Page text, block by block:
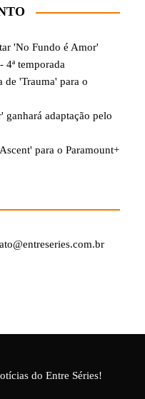
'No Fundo é Amor'
4ª temporada
de 'Trauma' para o
ganhará adaptação pelo
para o Paramount+
do Entre Séries!